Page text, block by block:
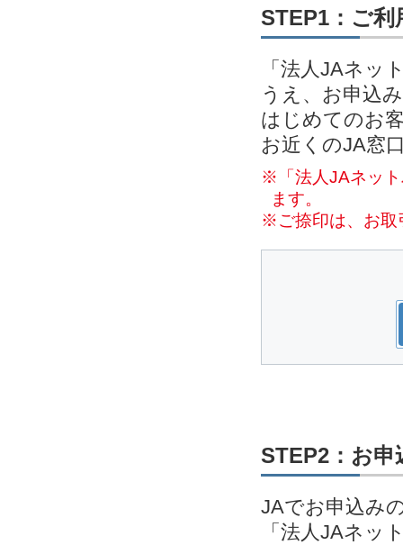
STEP1：ご利
「法人JAネッ
うえ、お申込
はじめてのお
お近くのJA窓
※「法人JAネット
ます。
※ご捺印は、お取
STEP2：お申
JAでお申込み
「法人JAネッ